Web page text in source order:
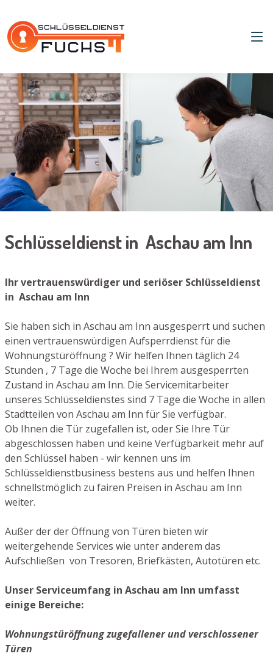
Schlüsseldienst in Aschau am Inn
Ihr vertrauenswürdiger und seriöser Schlüsseldienst
in Aschau am Inn
Sie haben sich in Aschau am Inn ausgesperrt und suchen
einen vertrauenswürdigen Aufsperrdienst für die
Wohnungstüröffnung ? Wir helfen Ihnen täglich 24
Stunden , 7 Tage die Woche bei Ihrem ausgesperrten
Zustand in Aschau am Inn. Die Servicemitarbeiter
unseres Schlüsseldienstes sind 7 Tage die Woche in allen
Stadtteilen von Aschau am Inn für Sie verfügbar.
Ob Ihnen die Tür zugefallen ist, oder Sie Ihre Tür
abgeschlossen haben und keine Verfügbarkeit mehr auf
den Schlüssel haben - wir kennen uns im
Schlüsseldienstbusiness bestens aus und helfen Ihnen
schnellstmöglich zu fairen Preisen in Aschau am Inn
weiter.
Außer der der Öffnung von Türen bieten wir
weitergehende Services wie unter anderem das
Aufschließen von Tresoren, Briefkästen, Autotüren etc.
Unser Serviceumfang in Aschau am Inn umfasst
einige Bereiche:
Wohnungstüröffnung zugefallener und verschlossener
Türen